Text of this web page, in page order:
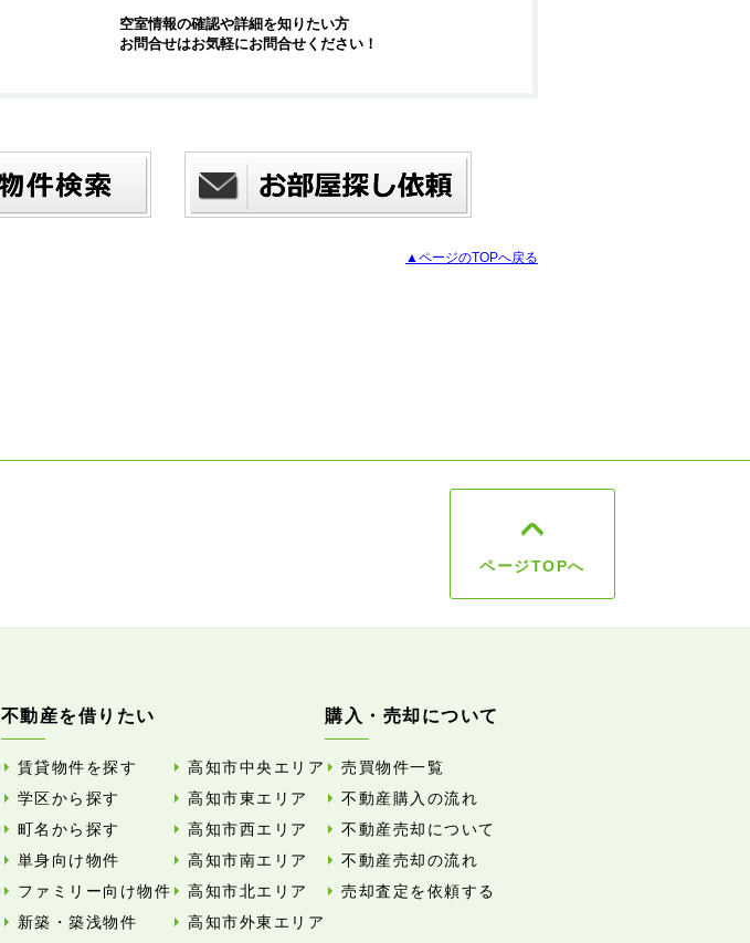
空室情報の確認や詳細を知りたい方
お問合せはお気軽にお問合せください！
▲ページのTOPへ戻る
ページTOPへ
不動産を借りたい
賃貸物件を探す
学区から探す
町名から探す
単身向け物件
ファミリー向け物件
新築・築浅物件
高知市中央エリア
高知市東エリア
高知市西エリア
高知市南エリア
高知市北エリア
高知市外東エリア
購入・売却について
売買物件一覧
不動産購入の流れ
不動産売却について
不動産売却の流れ
売却査定を依頼する